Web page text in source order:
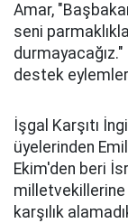
Amar,
seni
destek
İşgal Karşıtı
üyelerinden
Ekim'den beri
milletvekillerine
karşılık